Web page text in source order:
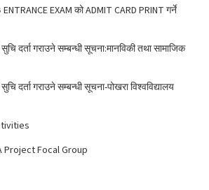
EXAM को ADMIT CARD PRINT गर्ने
सुचि दर्ता गराउने सम्बन्धी सूचना:मानविकी तथा सामाजिक
दर्ता गराउने सम्बन्धी सूचना-पोखरा विश्वविद्यालय
Project Focal Group